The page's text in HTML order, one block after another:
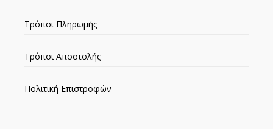
Τρόποι Πληρωμής
Τρόποι Αποστολής
Πολιτική Επιστροφών